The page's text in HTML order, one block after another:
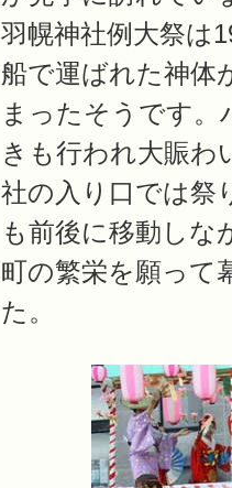
羽幌神社例大祭は
船で運ばれた神体
まったそうです
きも行われ大賑わ
社の入り口では祭
も前後に移動しな
町の繁栄を願って
た。